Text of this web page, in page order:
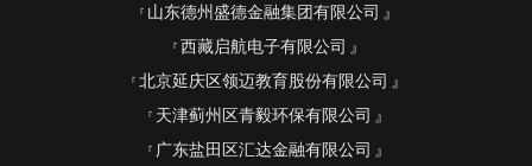
山东德州盛德金融集团有限公司
西藏启航电子有限公司
北京延庆区领迈教育股份有限公司
天津蓟州区青毅环保有限公司
广东盐田区汇达金融有限公司